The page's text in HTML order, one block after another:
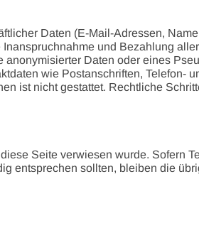
Daten (E-Mail-Adressen,
und Bezahlung
Daten oder eines
wie Postanschriften, Telefon-
ist nicht gestattet. Rechtliche
Seite verwiesen wurde. Sofern
entsprechen sollten, bleiben die